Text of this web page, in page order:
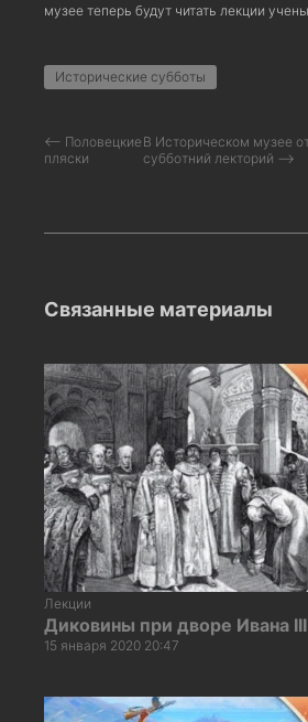
музее теперь будут читать лекции
Исторические субботы
⟵ Половецкие
пляски
В Историческом музее
субботний лекторий ⟶
Связанные материалы
Лекции
Диковины при дворе Ивана
15 января 2020 20:47